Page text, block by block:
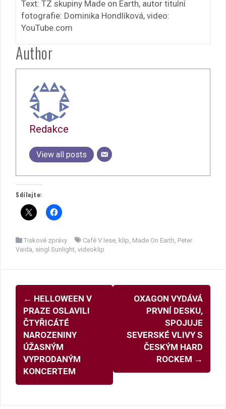
Text: TZ skupiny Made on Earth, autor titulní
fotografie: Dominika Hondlíková, video:
YouTube.com
Author
Redakce
View all posts
Sdílejte:
Tiskové zprávy Café V lese klip Made On Earth Peter
Vaida singl Sunlight videoklip
Navigace
pro
příspěvky
← HELLOWEEN V
PRAZE OSLAVILI
ČTYŘICÁTÉ
NAROZENINY
ÚŽASNÝM
VYPRODANÝM
KONCERTEM
OXAGON VYDÁVÁ
PRVNÍ DESKU,
SPOJUJE
SEVERSKÉ VLIVY S
ČESKÝM HARD
ROCKEM →